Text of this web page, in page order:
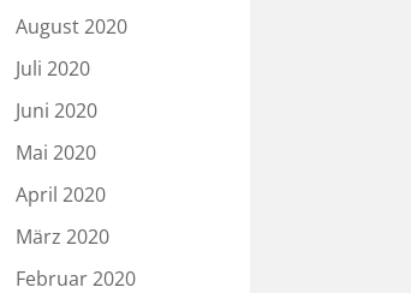
August 2020
Juli 2020
Juni 2020
Mai 2020
April 2020
März 2020
Februar 2020